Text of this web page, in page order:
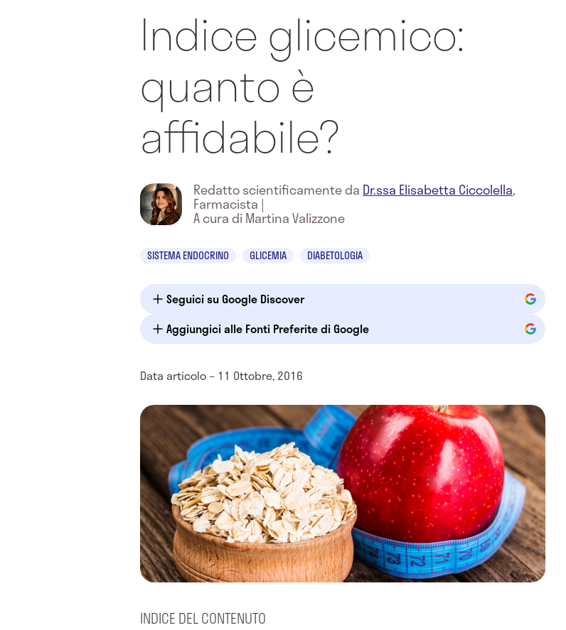
Indice glicemico:
quanto è
affidabile?
Redatto scientificamente da Dr.ssa Elisabetta Ciccolella,
Farmacista |
A cura di Martina Valizzone
SISTEMA ENDOCRINO GLICEMIA DIABETOLOGIA
Seguici su Google Discover
Aggiungici alle Fonti Preferite di Google
Data articolo – 11 Ottobre, 2016
INDICE DEL CONTENUTO